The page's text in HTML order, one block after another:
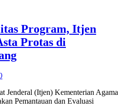
Program, Itjen
Protas di
Jenderal (Itjen) Kementerian Agama
Pemantauan dan Evaluasi